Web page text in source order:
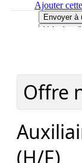
Ajouter
Envoyer à
Voir plus
Offre
(H/F)